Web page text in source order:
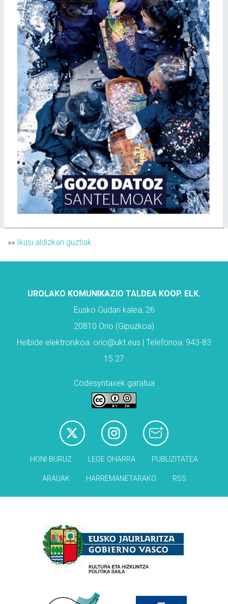
»» Ikusi aldizkari guztiak
UROLAKO KOMUNIKAZIO TALDEA KOOP. ELK.
Eusko Gudari kalea, 26
20810 Orio (Gipuzkoa)
Helbide elektronikoa: orio@ukt.eus | Telefonoa: 943-83
15 27
Codesyntaxek garatua
HONI BURUZ LEGE OHARRA PUBLIZITATEA
ARAUAK HARREMANETARAKO RSS